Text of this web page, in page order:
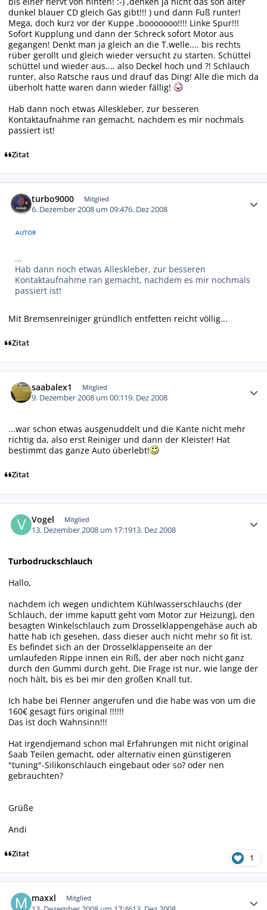
dunkel blauer CD gleich Gas gibt!!! ) und dann Fuß runter!
Mega, doch kurz vor der Kuppe ,booooooo!!!! Linke Spur!!!
Sofort Kupplung und dann der Schreck sofort Motor aus
gegangen! Denkt man ja gleich an die T.welle.... bis rechts
rüber gerollt und gleich wieder versucht zu starten. Schüttel
schüttel und wieder aus.... also Deckel hoch und ?! Schlauch
runter, also Ratsche raus und drauf das Ding! Alle die mich da
überholt hatte waren dann wieder fällig!
Hab dann noch etwas Alleskleber, zur besseren
Kontaktaufnahme ran gemacht, nachdem es mir nochmals
passiert ist!
Zitat
turbo9000 Mitglied
6. Dezember 2008 um 09:476. Dez 2008
AUTOR
...
Hab dann noch etwas Alleskleber, zur besseren
Kontaktaufnahme ran gemacht, nachdem es mir nochmals
passiert ist!
Mit Bremsenreiniger gründlich entfetten reicht völlig...
Zitat
saabalex1 Mitglied
9. Dezember 2008 um 00:119. Dez 2008
...war schon etwas ausgenuddelt und die Kante nicht mehr
richtig da, also erst Reiniger und dann der Kleister! Hat
bestimmt das ganze Auto überlebt!
Zitat
Vogel Mitglied
13. Dezember 2008 um 17:1913. Dez 2008
Turbodruckschlauch
Hallo,
nachdem ich wegen undichtem Kühlwasserschlauchs (der
Schlauch, der imme kaputt geht vom Motor zur Heizung), den
besagten Winkelschlauch zum Drosselklappengehäse auch ab
hatte hab ich gesehen, dass dieser auch nicht mehr so fit ist.
Es befindet sich an der Drosselklappenseite an der
umlaufeden Rippe innen ein Riß, der aber noch nicht ganz
durch den Gummi durch geht. Die Frage ist nur, wie lange der
noch hält, bis es bei mir den großen Knall tut.
Ich habe bei Flenner angerufen und die habe was von um die
160€ gesagt fürs original !!!!!!
Das ist doch Wahnsinn!!!
Hat irgendjemand schon mal Erfahrungen mit nicht original
Saab Teilen gemacht, oder alternativ einen günstigeren
"tuning"-Silikonschlauch eingebaut oder so? oder nen
gebrauchten?
Grüße
Andi
Zitat 1
maxxl Mitglied